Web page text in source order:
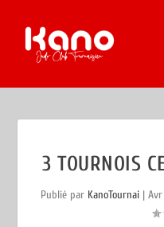
3 TOURNOIS
Publié par KanoTournai | Avr